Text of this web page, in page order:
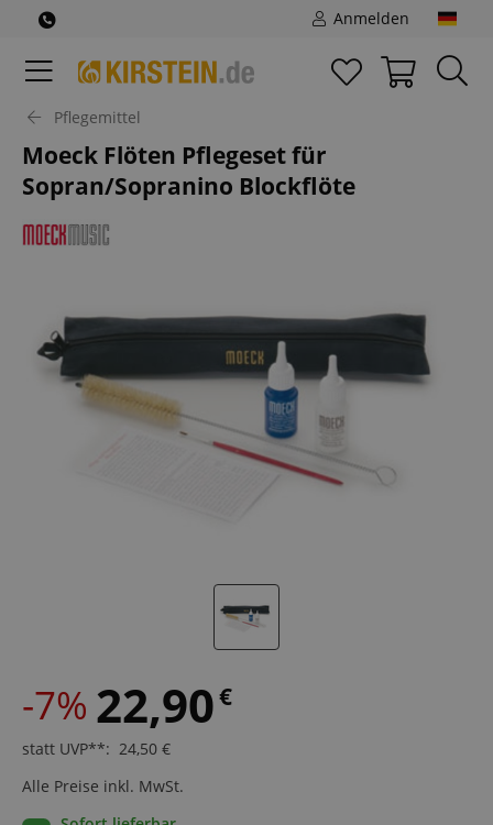
Anmelden
Pflegemittel
Moeck Flöten Pflegeset für
Sopran/Sopranino Blockflöte
-7% 22,90€
statt UVP**: 24,50 €
Alle Preise inkl. MwSt.